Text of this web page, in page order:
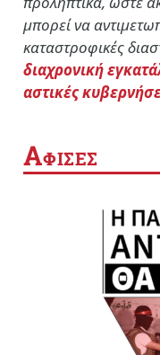
μπορεί να
καταστροφικές
διαχρονική
αστικές
ΑΦΙΣΕΣ